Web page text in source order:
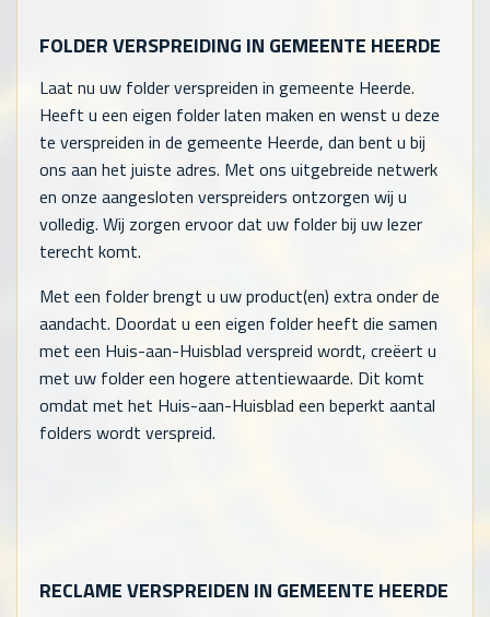
FOLDER VERSPREIDING IN GEMEENTE HEERDE
Laat nu uw folder verspreiden in gemeente Heerde.
Heeft u een eigen folder laten maken en wenst u deze
te verspreiden in de gemeente Heerde, dan bent u bij
ons aan het juiste adres. Met ons uitgebreide netwerk
en onze aangesloten verspreiders ontzorgen wij u
volledig. Wij zorgen ervoor dat uw folder bij uw lezer
terecht komt.
Met een folder brengt u uw product(en) extra onder de
aandacht. Doordat u een eigen folder heeft die samen
met een Huis-aan-Huisblad verspreid wordt, creëert u
met uw folder een hogere attentiewaarde. Dit komt
omdat met het Huis-aan-Huisblad een beperkt aantal
folders wordt verspreid.
RECLAME VERSPREIDEN IN GEMEENTE HEERDE